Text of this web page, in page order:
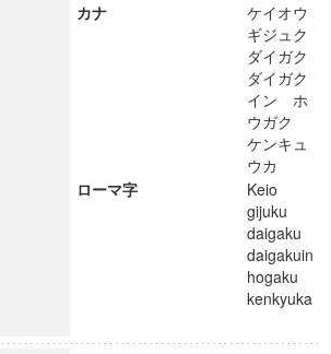
カナ
ケイオウ
ギジュク
ダイガク
ダイガク
イン ホ
ウガク
ケンキュ
ウカ
ローマ字
Keio
gijuku
daigaku
daigakuin
hogaku
kenkyuka